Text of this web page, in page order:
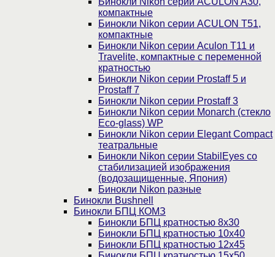
компактные
Бинокли Nikon серии ACULON Т51,
компактные
Бинокли Nikon серии Aculon T11 и
Travelite, компактные с переменной
кратностью
Бинокли Nikon серии Prostaff 5 и
Prostaff 7
Бинокли Nikon серии Prostaff 3
Бинокли Nikon серии Monarch (стекло
Eco-glass) WP
Бинокли Nikon серии Elegant Compact
театральные
Бинокли Nikon серии StabilEyes со
стабилизацией изображения
(водозащищенные, Япония)
Бинокли Nikon разные
Бинокли Bushnell
Бинокли БПЦ КОМЗ
Бинокли БПЦ кратностью 8х30
Бинокли БПЦ кратностью 10х40
Бинокли БПЦ кратностью 12х45